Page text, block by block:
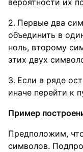
вероятности их
Первые два
объединить в
ноль, второму
этих двух
Если в ряде
иначе перейти к
Пример
Предположим,
символов.